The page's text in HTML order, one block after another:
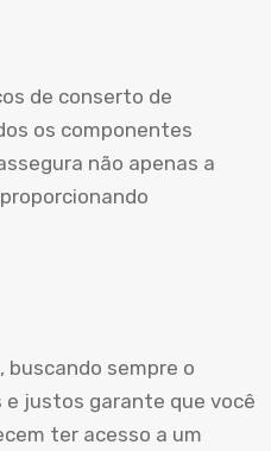
de conserto de
os componentes
não apenas a
sempre o
justos garante que você
ter acesso a um